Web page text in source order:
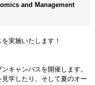
and Management
実施いたします！
キャンパスを開催します。
学したり、そして夏のオー